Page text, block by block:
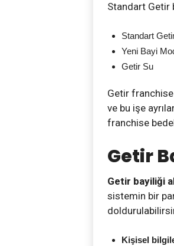
Standart Getir
Standart
Yeni Bayi
Getir Su
Getir
ve bu işe
franchise
Getir
Getir bayiliği
sistemin bir
Kişisel